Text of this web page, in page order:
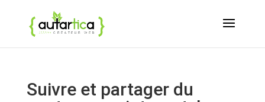
Suivre et partager du